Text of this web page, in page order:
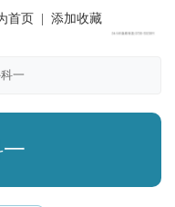
首页 添加收藏
一